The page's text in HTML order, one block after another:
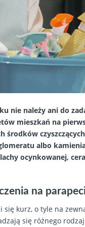
nie należy ani do
mieszkań na
środków
albo
ocynkowanej,
na
kurz, o tyle na
się różnego